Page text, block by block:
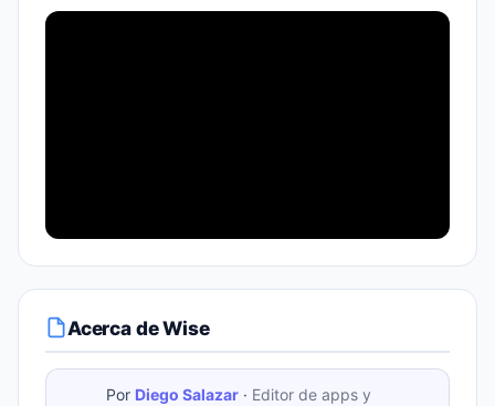
Acerca de Wise
Por Diego Salazar · Editor de apps y